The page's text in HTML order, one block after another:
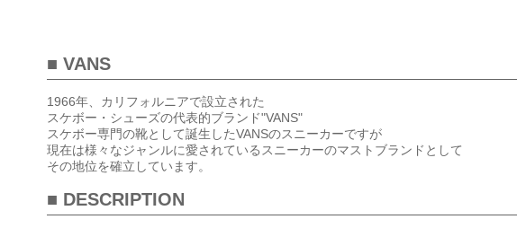
■ VANS
1966年、カリフォルニアで設立された
スケボー・シューズの代表的ブランド"VANS"
スケボー専門の靴として誕生したVANSのスニーカーですが
現在は様々なジャンルに愛されているスニーカーのマストブランドとして
その地位を確立しています。
■ DESCRIPTION